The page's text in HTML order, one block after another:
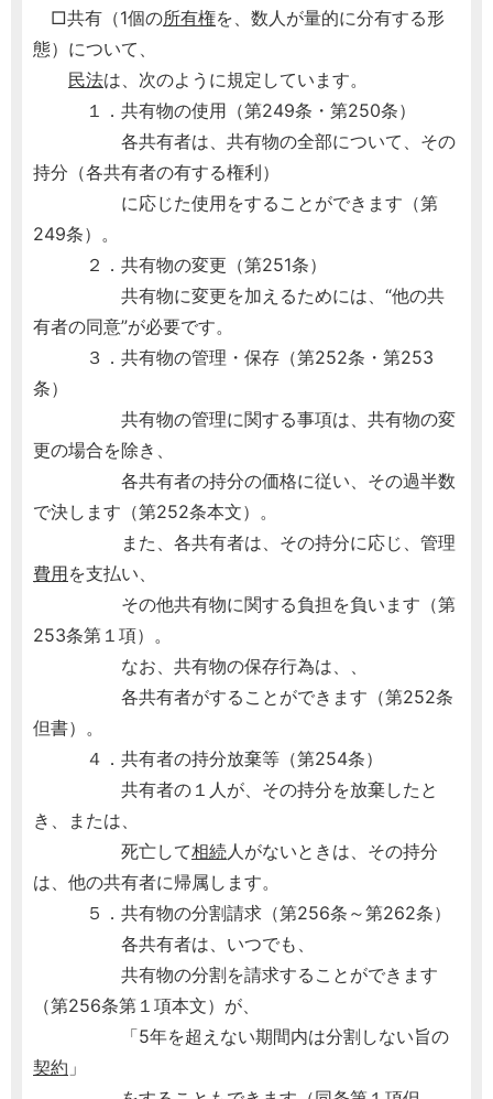
□共有（1個の所有権を、数人が量的に分有する形
態）について、
民法は、次のように規定しています。
１．共有物の使用（第249条・第250条）
各共有者は、共有物の全部について、その
持分（各共有者の有する権利）
に応じた使用をすることができます（第
249条）。
２．共有物の変更（第251条）
共有物に変更を加えるためには、“他の共
有者の同意”が必要です。
３．共有物の管理・保存（第252条・第253
条）
共有物の管理に関する事項は、共有物の変
更の場合を除き、
各共有者の持分の価格に従い、その過半数
で決します（第252条本文）。
また、各共有者は、その持分に応じ、管理
費用を支払い、
その他共有物に関する負担を負います（第
253条第１項）。
なお、共有物の保存行為は、、
各共有者がすることができます（第252条
但書）。
４．共有者の持分放棄等（第254条）
共有者の１人が、その持分を放棄したと
き、または、
死亡して相続人がないときは、その持分
は、他の共有者に帰属します。
５．共有物の分割請求（第256条～第262条）
各共有者は、いつでも、
共有物の分割を請求することができます
（第256条第１項本文）が、
「5年を超えない期間内は分割しない旨の
契約 」